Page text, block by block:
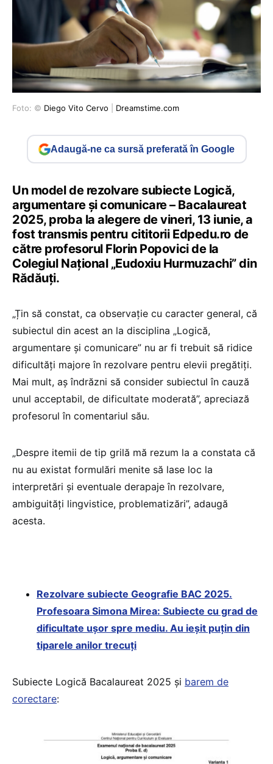
Foto: © Diego Vito Cervo Dreamstime.com
Adaugă-ne ca sursă preferată în Google
Un model de rezolvare subiecte Logică,
argumentare și comunicare – Bacalaureat
2025, proba la alegere de vineri, 13 iunie, a
fost transmis pentru cititorii Edpedu.ro de
către profesorul Florin Popovici de la
Colegiul Național „Eudoxiu Hurmuzachi” din
Rădăuți.
„Țin să constat, ca observație cu caracter general, că
subiectul din acest an la disciplina „Logică,
argumentare și comunicare” nu ar fi trebuit să ridice
dificultăți majore în rezolvare pentru elevii pregătiți.
Mai mult, aș îndrăzni să consider subiectul în cauză
unul acceptabil, de dificultate moderată”, apreciază
profesorul în comentariul său.
„Despre itemii de tip grilă mă rezum la a constata că
nu au existat formulări menite să lase loc la
interpretări și eventuale derapaje în rezolvare,
ambiguități lingvistice, problematizări”, adaugă
acesta.
Rezolvare subiecte Geografie BAC 2025.
Profesoara Simona Mirea: Subiecte cu grad de
dificultate ușor spre mediu. Au ieșit puțin din
tiparele anilor trecuți
Subiecte Logică Bacalaureat 2025 și barem de
corectare: